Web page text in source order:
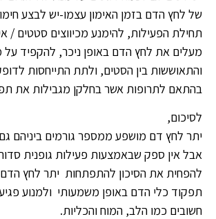
של לחץ הדם בזמן האימון עצמו-יש לבצע
תחילת הפעילות, להימנע מכיווצים סטטים /
מעלים את לחץ הדם באופן ניכר, להקפיד על
והתאוששות בין הסטים, ולתת התייחסות
בהתאם לתרופות אשר בחלקן מגבילות את
לסיכום,
יתר לחץ דם מושפע ממספר גורמים ביניהם גם
אבל אין ספק שבאמצעות פעילות גופנית
להפחית את הסיכון להתפתחות יתר לחץ
תפקוד כלי הדם באופן משמעותי ולמנוע
חשובים כמו הלב, המוח והכליות.